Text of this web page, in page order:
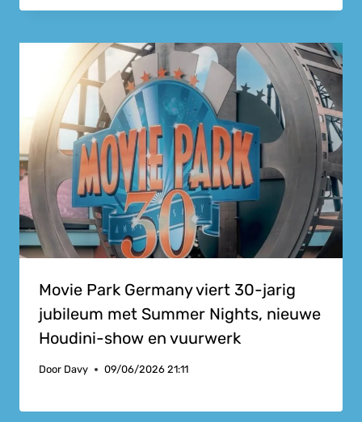
Movie Park Germany viert 30-jarig
jubileum met Summer Nights, nieuwe
Houdini-show en vuurwerk
Door Davy 09/06/2026 21:11